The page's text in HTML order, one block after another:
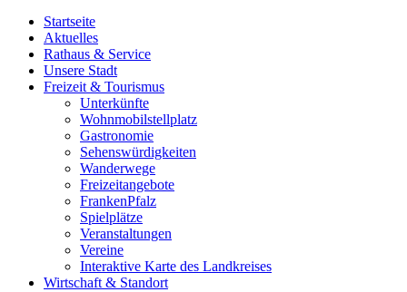
Startseite
Aktuelles
Rathaus & Service
Unsere Stadt
Freizeit & Tourismus
Unterkünfte
Wohnmobilstellplatz
Gastronomie
Sehenswürdigkeiten
Wanderwege
Freizeitangebote
FrankenPfalz
Spielplätze
Veranstaltungen
Vereine
Interaktive Karte des Landkreises
Wirtschaft & Standort